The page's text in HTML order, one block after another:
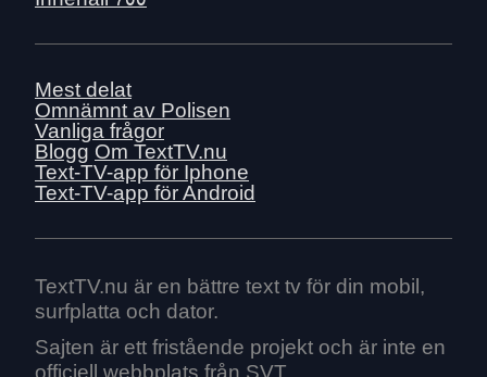
Tors 25 juni
Ons 24 juni
Mån 22 juni
Sön 21 juni
Lör 20 juni
Fre 19 juni
Tis 16 juni
Mån 15 juni
Sön 14 juni
Mest delat
Omnämnt av Polisen
Vanliga frågor
Blogg Om TextTV.nu
Text-TV-app för Iphone
Text-TV-app för Android
TextTV.nu är en bättre text tv för din mobil,
surfplatta och dator.
Sajten är ett fristående projekt och är inte en
officiell webbplats från SVT.